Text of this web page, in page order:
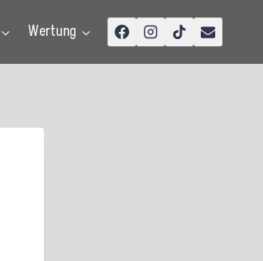
Wertung